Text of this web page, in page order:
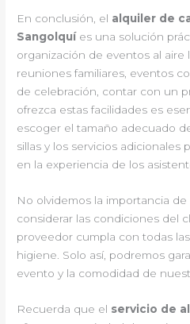
En conclusión, el alquiler de
Sangolquíes una solución
organización de eventos al aire
reuniones familiares, eventos
de celebración, contar con un
ofrezca estas facilidades es
escoger el tamaño adecuado
sillas y los servicios adicionales
en la experiencia de los
No olvidemos la importancia
considerar las condiciones del
proveedor cumpla con todas
higiene. Solo así, podremos
evento y la comodidad de
Recuerda que el servicio de